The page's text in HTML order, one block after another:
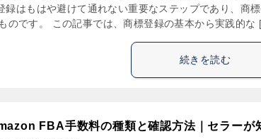
録はもはや避けて通れない重要なステップであり、商
のです。 この記事では、商標登録の基本から実践的
続きを読む
FBA手数料の種類と確認方法｜セラーが